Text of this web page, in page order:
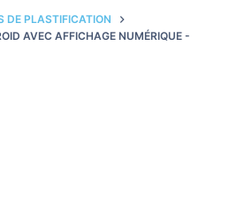
DE PLASTIFICATION
AVEC AFFICHAGE NUMÉRIQUE -